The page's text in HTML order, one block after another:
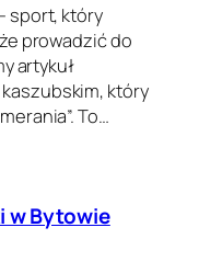
sport, który
prowadzić do
artykuł
który
To…
w Bytowie